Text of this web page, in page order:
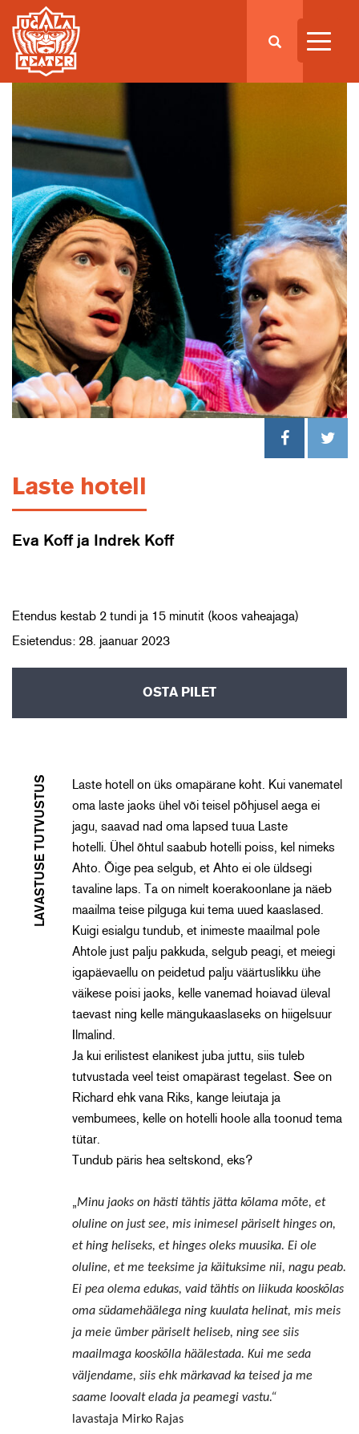
Laste hotell
Eva Koff ja Indrek Koff
Etendus kestab 2 tundi ja 15 minutit (koos vaheajaga)
Esietendus: 28. jaanuar 2023
OSTA PILET
LAVASTUSE TUTVUSTUS
Laste hotell on üks omapärane koht. Kui vanematel
oma laste jaoks ühel või teisel põhjusel aega ei
jagu, saavad nad oma lapsed tuua Laste
hotelli. Ühel õhtul saabub hotelli poiss, kel nimeks
Ahto. Õige pea selgub, et Ahto ei ole üldsegi
tavaline laps. Ta on nimelt koerakoonlane ja näeb
maailma teise pilguga kui tema uued kaaslased.
Kuigi esialgu tundub, et inimeste maailmal pole
Ahtole just palju pakkuda, selgub peagi, et meiegi
igapäevaellu on peidetud palju väärtuslikku ühe
väikese poisi jaoks, kelle vanemad hoiavad üleval
taevast ning kelle mängukaaslaseks on hiigelsuur
Ilmalind.
Ja kui erilistest elanikest juba juttu, siis tuleb
tutvustada veel teist omapärast tegelast. See on
Richard ehk vana Riks, kange leiutaja ja
vembumees, kelle on hotelli hoole alla toonud tema
tütar.
Tundub päris hea seltskond, eks?
Minu jaoks on hästi tähtis jätta kõlama mõte, et
oluline on just see, mis inimesel päriselt hinges on,
et hing heliseks, et hinges oleks muusika. Ei ole
oluline, et me teeksime ja käituksime nii, nagu peab.
Ei pea olema edukas, vaid tähtis on liikuda kooskõlas
oma südamehäälega ning kuulata helinat, mis meis
ja meie ümber päriselt heliseb, ning see siis
maailmaga kooskõlla häälestada. Kui me seda
väljendame, siis ehk märkavad ka teised ja me
saame loovalt elada ja peamegi vastu.“
lavastaja Mirko Rajas